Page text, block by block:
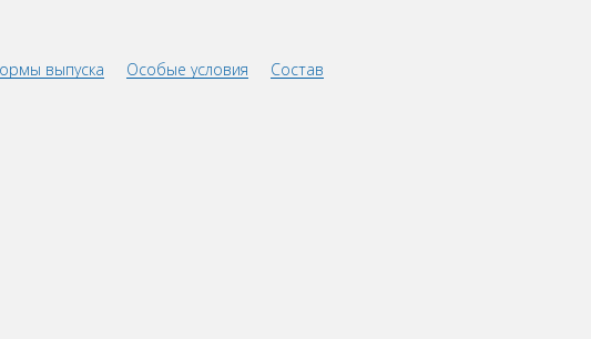
выпуска Особые условия
Состав